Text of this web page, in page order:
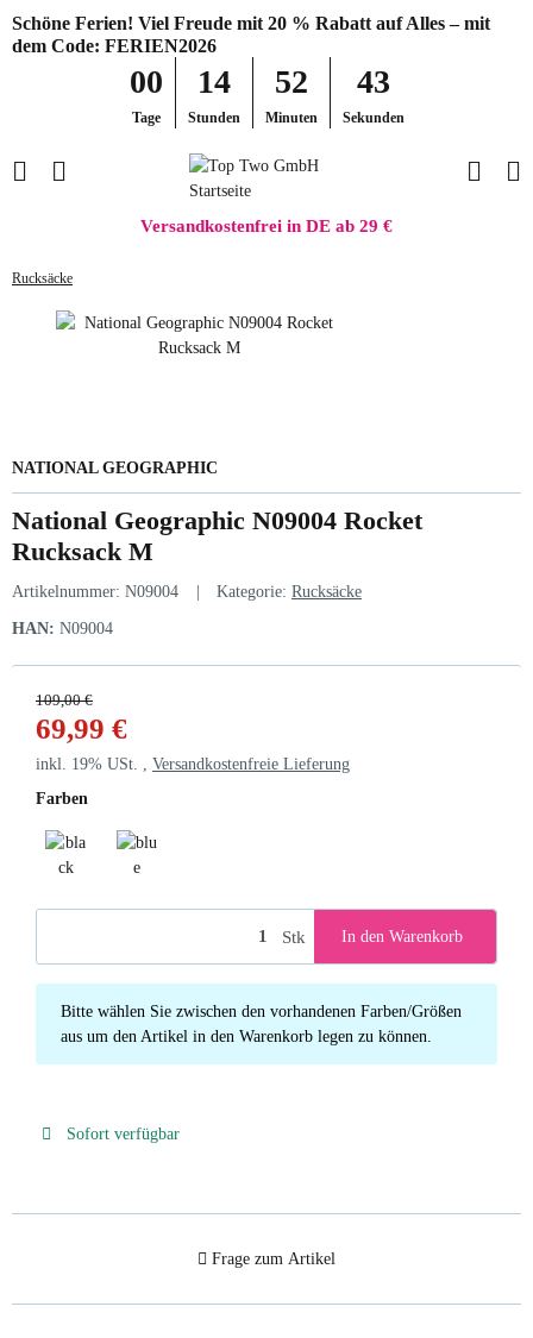
Schöne Ferien! Viel Freude mit 20 % Rabatt auf Alles – mit
dem Code: FERIEN2026
00
Tage
14
Stunden
52
Minuten
43
Sekunden
Versandkostenfrei in DE ab 29 €
Rucksäcke
NATIONAL GEOGRAPHIC
National Geographic N09004 Rocket
Rucksack M
Artikelnummer: N09004 Kategorie: Rucksäcke
HAN: N09004
109,00 €
69,99 €
inkl. 19% USt. , Versandkostenfreie Lieferung
Farben
Stk In den Warenkorb
x
Bitte wählen Sie zwischen den vorhandenen Farben/Größen
aus um den Artikel in den Warenkorb legen zu können.
Sofort verfügbar
Frage zum Artikel